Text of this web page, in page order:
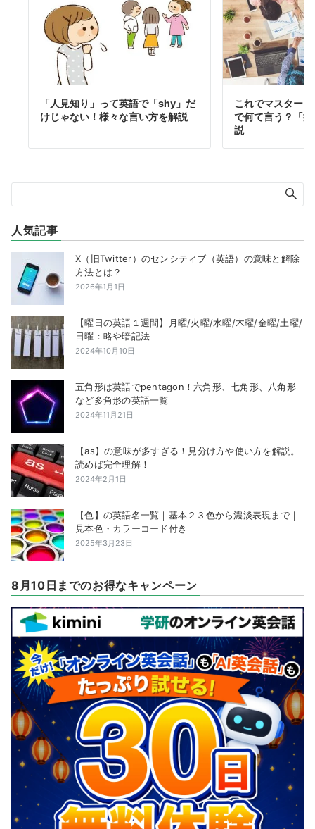
「人見知り」って英語で「shy」だ
けじゃない！様々な言い方を解説
これでマスター
で何て言う？「
説
人気記事
X（旧Twitter）のセンシティブ（英語）の意味と解除
方法とは？
2026年1月1日
【曜日の英語１週間】月曜/火曜/水曜/木曜/金曜/土曜/
日曜：略や暗記法
2024年10月10日
五角形は英語でpentagon！六角形、七角形、八角形
など多角形の英語一覧
2024年11月21日
【as】の意味が多すぎる！見分け方や使い方を解説。
読めば完全理解！
2024年2月1日
【色】の英語名一覧｜基本２３色から濃淡表現まで｜
見本色・カラーコード付き
2025年3月23日
8月10日までのお得なキャンペーン